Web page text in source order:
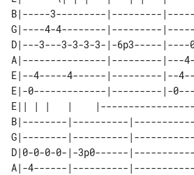
B|-----3---------|---------
G|----4-4--------|---------|-----
D|---3---3-3-3-3-|-6p3-----|----
A|---------------|---------|---
E|--4-----4------|---------|--
E|-0-------------|---------|-
E|| | |   |
B|--------|----------
G|--------|----------
D|0-0-0-0-|-3p0------
A|-4------|----------